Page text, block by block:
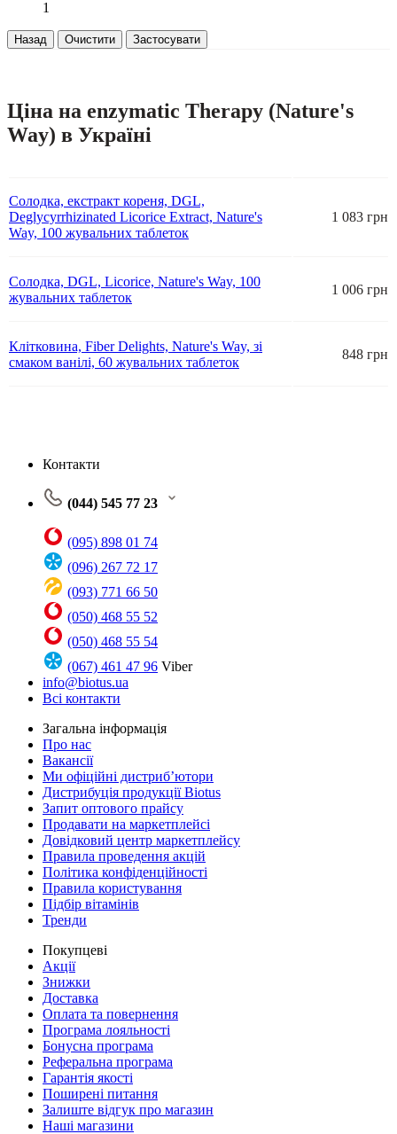
1
Назад Очистити Застосувати
Ціна на enzymatic Therapy (Nature's
Way) в Україні
Солодка, екстракт кореня, DGL,
Deglycyrrhizinated Licorice Extract, Nature's
Way, 100 жувальних таблеток
1 083 грн
Солодка, DGL, Licorice, Nature's Way, 100
жувальних таблеток
1 006 грн
Клітковина, Fiber Delights, Nature's Way, зі
смаком ванілі, 60 жувальних таблеток
848 грн
Контакти
(044) 545 77 23
(095) 898 01 74
(096) 267 72 17
(093) 771 66 50
(050) 468 55 52
(050) 468 55 54
(067) 461 47 96 Viber
info@biotus.ua
Всі контакти
Загальна інформація
Про нас
Вакансії
Ми офіційні дистриб’ютори
Дистрибуція продукції Biotus
Запит оптового прайсу
Продавати на маркетплейсі
Довідковий центр маркетплейсу
Правила проведення акцій
Політика конфіденційності
Правила користування
Підбір вітамінів
Тренди
Покупцеві
Акції
Знижки
Доставка
Оплата та повернення
Програма лояльності
Бонусна програма
Реферальна програма
Гарантія якості
Поширені питання
Залиште відгук про магазин
Наші магазини